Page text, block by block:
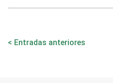
Navegación
Entradas anteriores